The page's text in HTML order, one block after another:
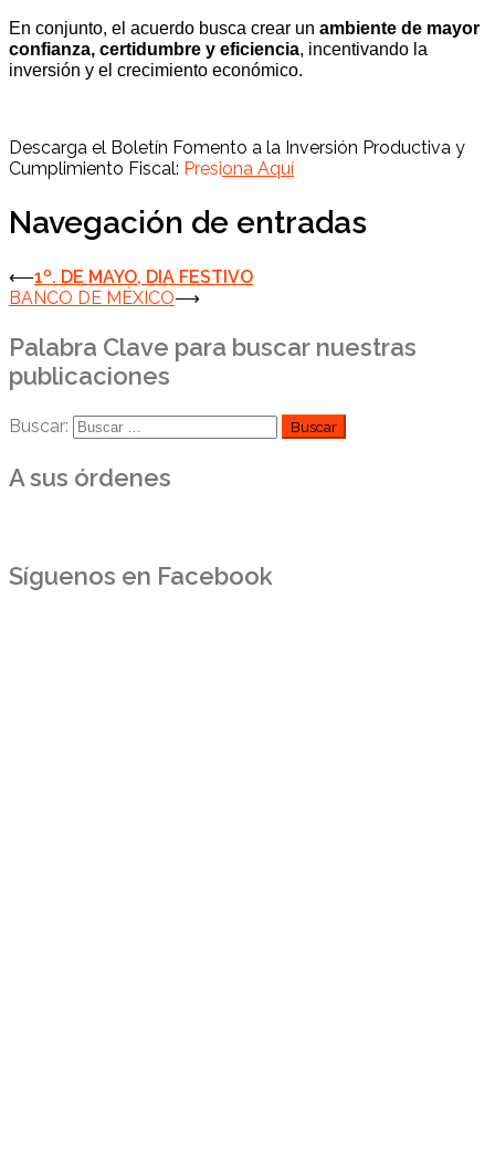
En conjunto, el acuerdo busca crear un ambiente de mayor
confianza, certidumbre y eficiencia, incentivando la
inversión y el crecimiento económico.
Descarga el Boletín Fomento a la Inversión Productiva y
Cumplimiento Fiscal: Presiona Aquí
Navegación de entradas
⟵1º. DE MAYO, DIA FESTIVO
BANCO DE MÉXICO⟶
Palabra Clave para buscar nuestras
publicaciones
Buscar:
A sus órdenes
Síguenos en Facebook